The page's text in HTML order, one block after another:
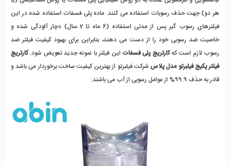
رسوب لازم است که کارتریج پلی فسفات این فیلتر با نمونه جدید تعویض شود.
فیلتر پکیج فیلبرتو مدل پلاس
قادر به حذف 99.9% از عوامل رسوبی از آب می باشند.